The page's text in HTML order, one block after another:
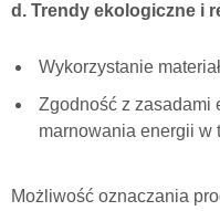
d. Trendy ekologiczne i
Wykorzystanie
Zgodność z zasadami
marnowania energii w
Możliwość oznaczania